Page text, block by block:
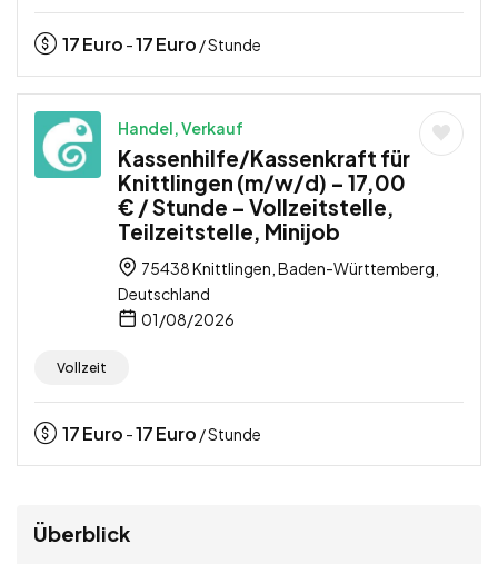
17Euro -17Euro / Stunde
Handel, Verkauf
Kassenhilfe/Kassenkraft für
Knittlingen (m/w/d) – 17,00
€ / Stunde – Vollzeitstelle,
Teilzeitstelle, Minijob
75438 Knittlingen, Baden-Württemberg,
Deutschland
01/08/2026
Vollzeit
17Euro -17Euro / Stunde
Überblick